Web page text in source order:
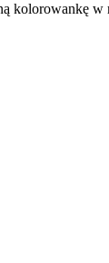
kolorowankę w